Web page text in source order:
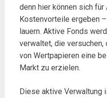
denn hier können sich
Kostenvorteile ergeben
lauern. Aktive Fonds
verwaltet, die
von Wertpapieren eine
Markt zu erzielen.
Diese aktive Verwaltung